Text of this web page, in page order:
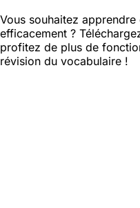
Vous souhaitez
efficacement ?
profitez de plus de
révision du vocabulaire !